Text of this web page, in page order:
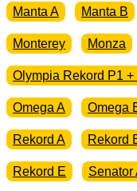
Manta A Manta B
Monterey Monza
Olympia Rekord P1 +
Omega A Omega
Rekord A Rekord
Rekord E Senator